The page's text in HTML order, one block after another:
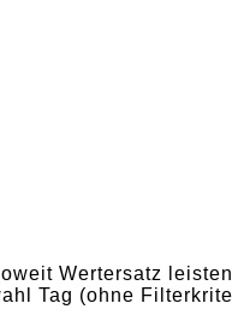
Wertersatz
Tag (ohne